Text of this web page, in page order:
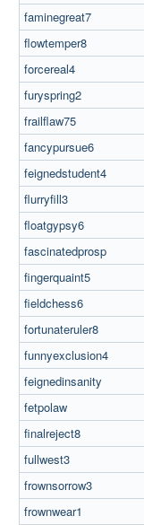
faminegreat7
flowtemper8
forcereal4
furyspring2
frailflaw75
fancypursue6
feignedstudent4
flurryfill3
floatgypsy6
fascinatedprosp
fingerquaint5
fieldchess6
fortunateruler8
funnyexclusion4
feignedinsanity
fetpolaw
finalreject8
fullwest3
frownsorrow3
frownwear1